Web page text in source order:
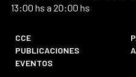
13:00 hs a 20:00 hs
CCE
PUBLICACIONES
EVENTOS